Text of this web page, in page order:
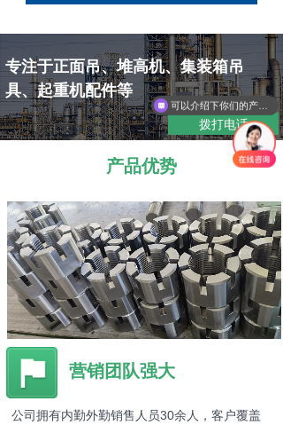
专注于正面吊、堆高机、集装箱吊
具、起重机配件等
拨打电话
产品优势
公司拥有内勤外勤销售人员30余人，客户覆盖
营销团队强大
可以介绍下你们的产品么